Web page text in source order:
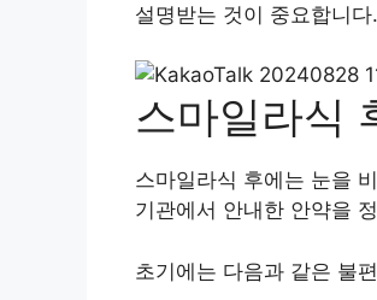
설명받는 것이 중요합니다.
스마일라식
스마일라식 후에는 눈을
기관에서 안내한 안약을
초기에는 다음과 같은 불